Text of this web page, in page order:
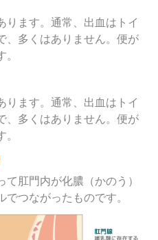
ります。通常、出血はトイ
、多くはありません。便が
ります。通常、出血はトイ
、多くはありません。便が
肛門内が化膿（かのう）
でつながったものです。